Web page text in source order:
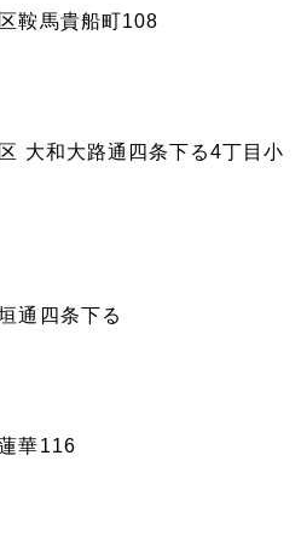
鞍馬貴船町108
大和大路通四条下る4丁目小
通四条下る
華116